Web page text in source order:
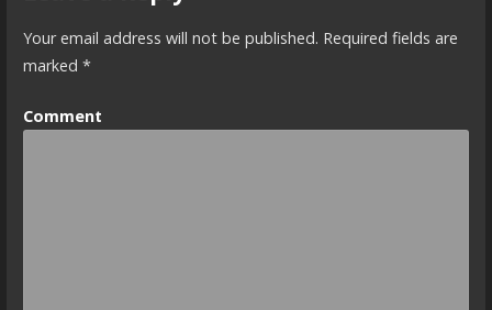
n
a
v
Your email address will not be published. Required fields are
marked *
Comment